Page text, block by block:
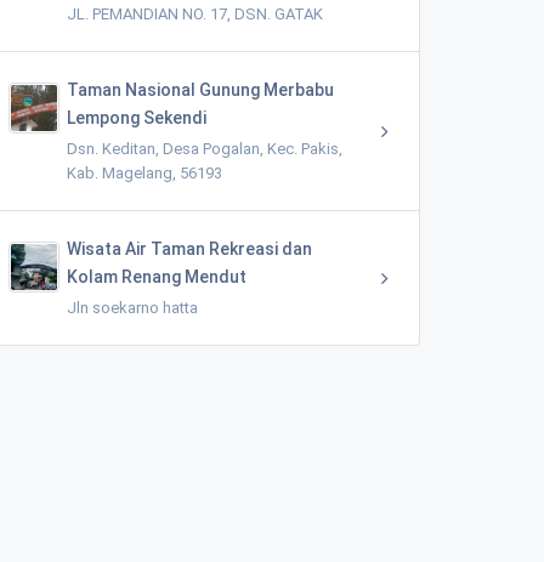
JL. PEMANDIAN NO. 17, DSN. GATAK
Taman Nasional Gunung Merbabu
Lempong Sekendi
Dsn. Keditan, Desa Pogalan, Kec. Pakis,
Kab. Magelang, 56193
Wisata Air Taman Rekreasi dan
Kolam Renang Mendut
Jln soekarno hatta